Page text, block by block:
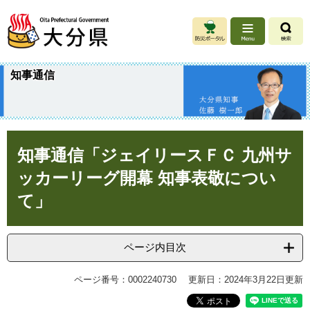
ジ
先
。
ュ
を
て
知事通信
知事通信「ジェイリースＦＣ 九州サ
ッカーリーグ開幕 知事表敬につい
て」
ページ内目次
ページ番号：0002240730 更新日：2024年3月22日更新